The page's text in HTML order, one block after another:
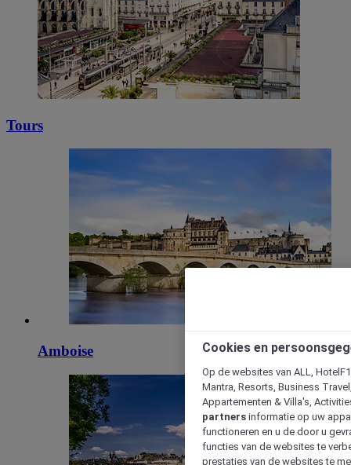
Tours
Amboise Cookies en
Op de websites van ALL,
Mantra, Resorts, Business
Appartementen & Villa's,
partners informatie op uw
functioneren en u de door u
functies van de websites te
prestaties van de websites te